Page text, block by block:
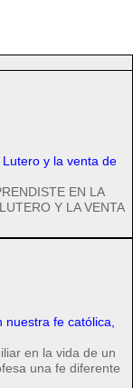
y la venta de
EN LA
Y LA VENTA
fe católica,
en la vida de un
una fe diferente